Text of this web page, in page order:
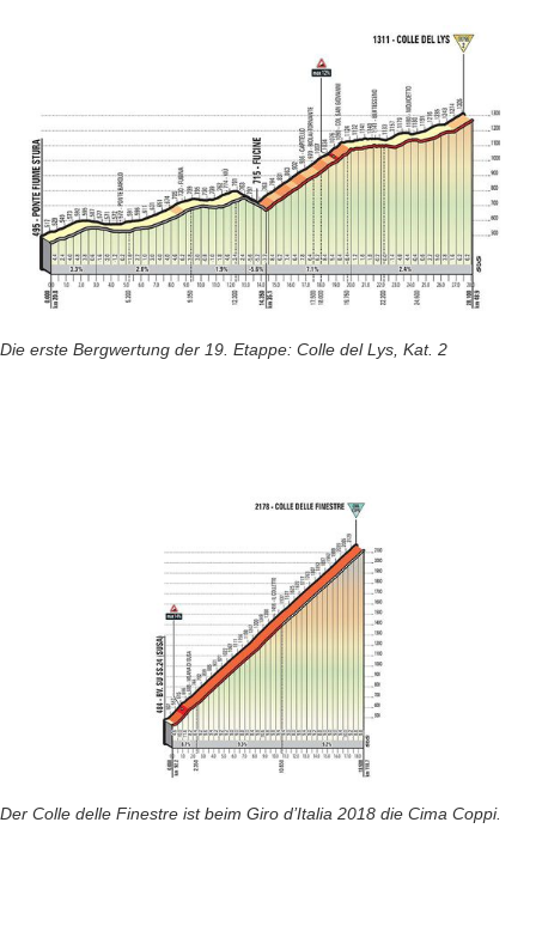
Die erste Bergwertung der 19. Etappe: Colle del Lys, Kat. 2
Der Colle delle Finestre ist beim Giro d’Italia 2018 die Cima Coppi.